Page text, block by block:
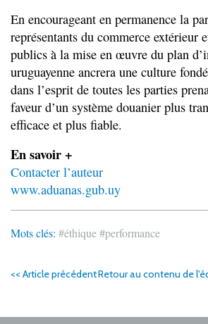
En encourageant en permanence la
représentants du commerce extérieur
publics à la mise en œuvre du plan
uruguayenne ancrera une culture
dans l’esprit de toutes les parties
faveur d’un système douanier plus
efficace et plus fiable.
En savoir +
Contacter l’auteur
www.aduanas.gub.uy
Mots clés: #éthique#performance
<< Article précédentRetour au contenu de